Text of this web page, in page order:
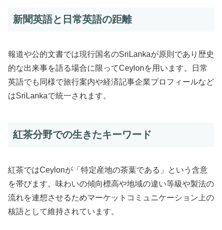
新聞英語と日常英語の距離
報道や公的文書では現行国名のSriLankaが原則であり歴史
的な出来事を語る場合に限ってCeylonを用います。日常
英語でも同様で旅行案内や経済記事企業プロフィールなど
はSriLankaで統一されます。
紅茶分野での生きたキーワード
紅茶ではCeylonが「特定産地の茶葉である」という含意
を帯びます。味わいの傾向標高や地域の違い等級や製法の
流れを連想させるためマーケットコミュニケーション上の
核語として維持されています。